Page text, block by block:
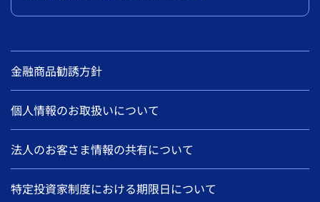
金融商品勧誘方針
個人情報のお取扱いについて
法人のお客さま情報の共有について
特定投資家制度における期限日について